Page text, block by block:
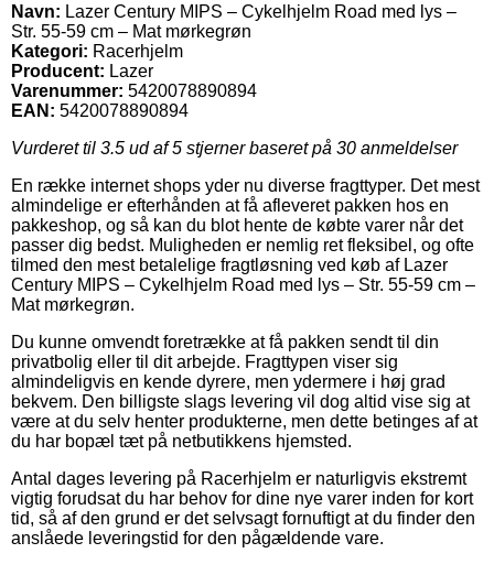
Navn: Lazer Century MIPS – Cykelhjelm Road med lys –
Str. 55-59 cm – Mat mørkegrøn
Kategori: Racerhjelm
Producent: Lazer
Varenummer: 5420078890894
EAN: 5420078890894
Vurderet til 3.5 ud af 5 stjerner baseret på 30 anmeldelser
En række internet shops yder nu diverse fragttyper. Det mest
almindelige er efterhånden at få afleveret pakken hos en
pakkeshop, og så kan du blot hente de købte varer når det
passer dig bedst. Muligheden er nemlig ret fleksibel, og ofte
tilmed den mest betalelige fragtløsning ved køb af Lazer
Century MIPS – Cykelhjelm Road med lys – Str. 55-59 cm –
Mat mørkegrøn.
Du kunne omvendt foretrække at få pakken sendt til din
privatbolig eller til dit arbejde. Fragttypen viser sig
almindeligvis en kende dyrere, men ydermere i høj grad
bekvem. Den billigste slags levering vil dog altid vise sig at
være at du selv henter produkterne, men dette betinges af at
du har bopæl tæt på netbutikkens hjemsted.
Antal dages levering på Racerhjelm er naturligvis ekstremt
vigtig forudsat du har behov for dine nye varer inden for kort
tid, så af den grund er det selvsagt fornuftigt at du finder den
anslåede leveringstid for den pågældende vare.